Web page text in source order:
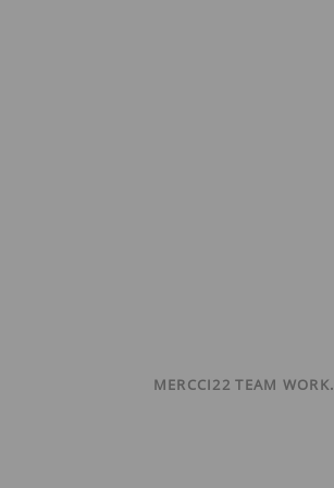
MERCCI22 TEAM WORK.